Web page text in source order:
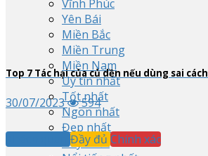
Vĩnh Phúc
Yên Bái
Miền Bắc
Miền Trung
Miền Nam
Uy tín nhất
Tốt nhất
Ngon nhất
Đẹp nhất
Hay nhất
Top 7 Tác hại của củ dền nếu dùng sai cách
30/07/2023 594
Đầy đủ Chính xác